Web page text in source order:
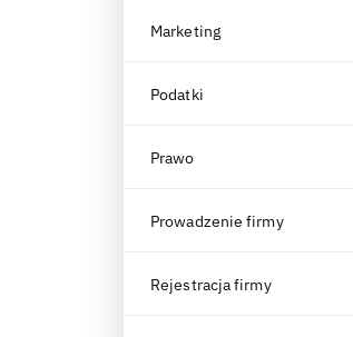
Marketing
Podatki
Prawo
Prowadzenie firmy
Rejestracja firmy